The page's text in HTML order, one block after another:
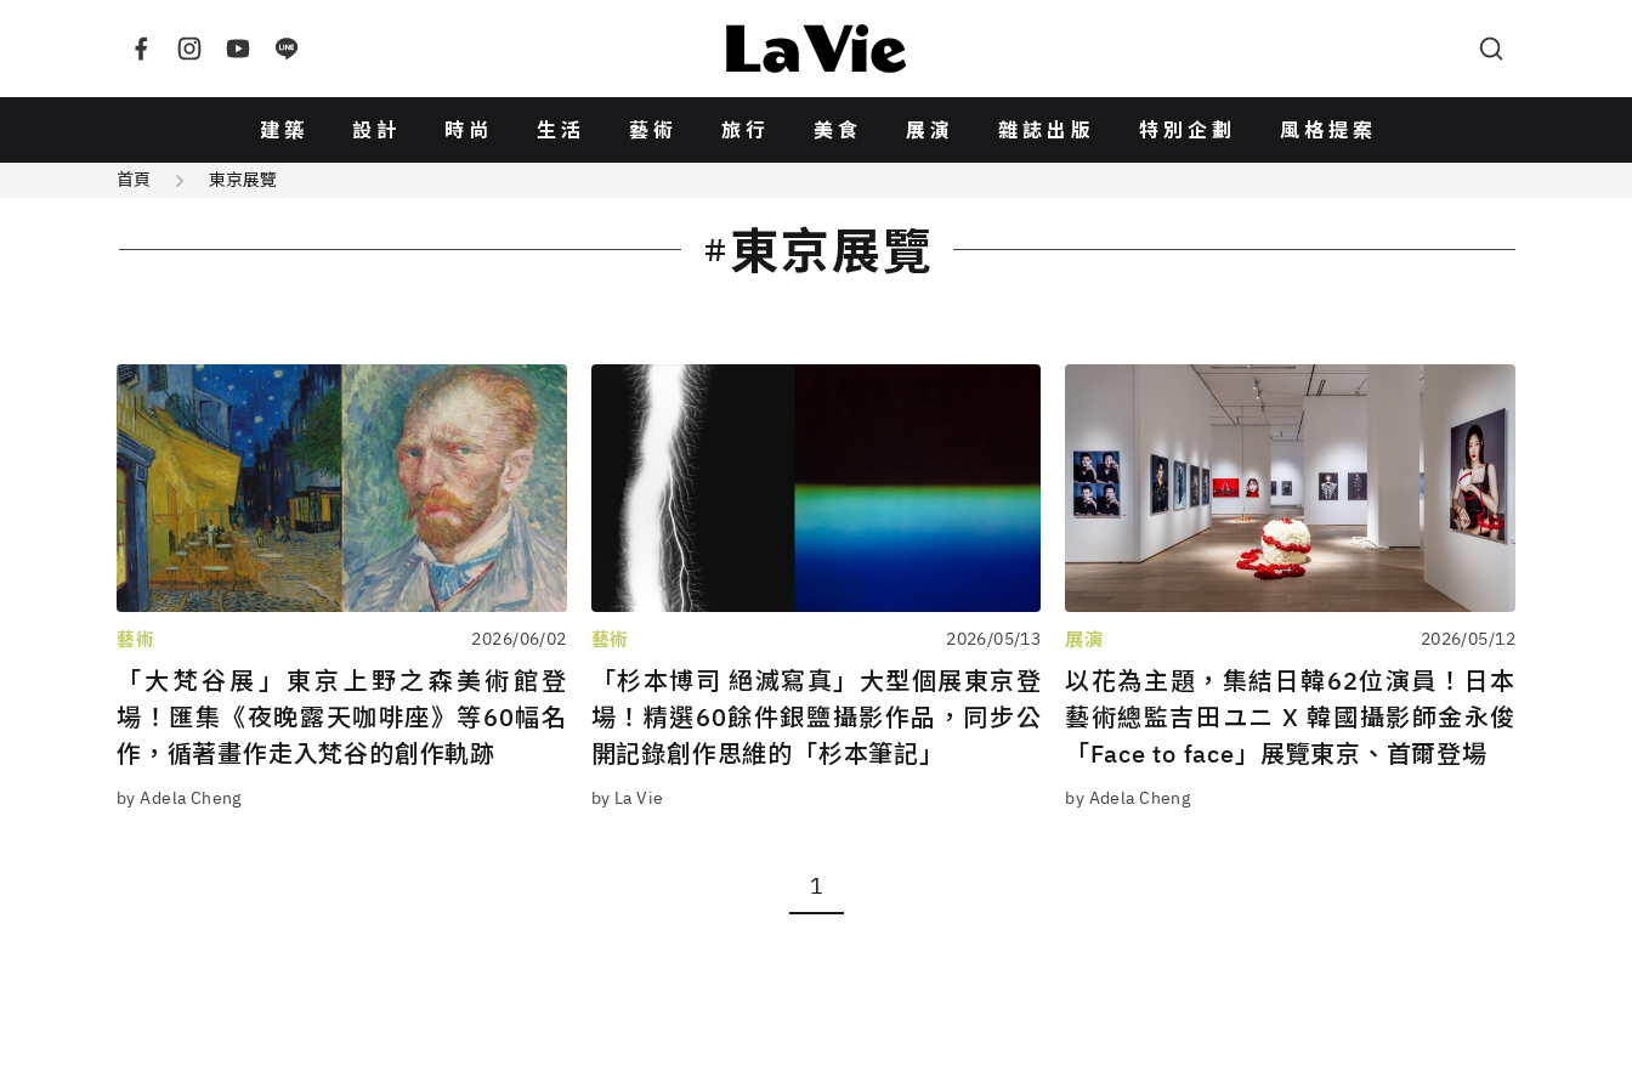
建築 設計 時尚 生活 藝術 旅行 美食 展演 雜誌出版 特別企劃 風格提案
首頁 東京展覽
東京展覽
藝術 2026/06/02
「大梵谷展」東京上野之森美術館登
場！匯集《夜晚露天咖啡座》等60幅名
作，循著畫作走入梵谷的創作軌跡
by Adela Cheng
藝術 2026/05/13
「杉本博司 絕滅寫真」大型個展東京登
場！精選60餘件銀鹽攝影作品，同步公
開記錄創作思維的「杉本筆記」
by La Vie
展演 2026/05/12
以花為主題，集結日韓62位演員！日本
藝術總監吉田ユニ X 韓國攝影師金永俊
「Face to face」展覽東京、首爾登場
by Adela Cheng
1